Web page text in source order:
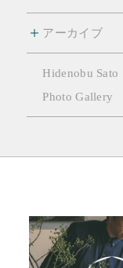
アーカイブ
Hidenobu Sato
Photo Gallery